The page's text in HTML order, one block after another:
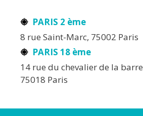
PARIS 2 ème
8 rue Saint-Marc, 75002 Paris
PARIS 18 ème
14 rue du chevalier de la barre
75018 Paris